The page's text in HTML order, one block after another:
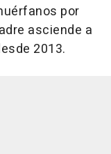
por
asciende a
2013.